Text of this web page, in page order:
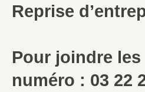
Reprise
Pour joindre
numéro : 03 22